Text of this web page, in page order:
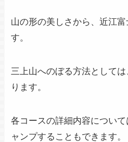
山の形の美しさから、近江
す。
三上山へのぼる方法として
ります。
各コースの詳細内容につい
ャンプすることもできます。